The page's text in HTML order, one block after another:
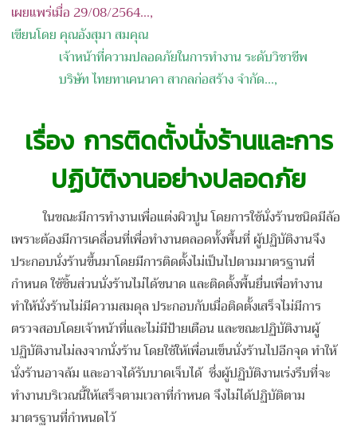
เผยแพร่เมื่อ 29/08/2564...,
เขียนโดย คุณอังสุมาสมคุณ
เจ้าหน้าที่ความปลอดภัยในการทำงาน ระดับวิชาชีพ
บริษัทไทยทาเคนาคาสากลก่อสร้างจำกัด...,
เรื่อง การติดตั้งนั่งร้านและการ
ปฏิบัติงานอย่างปลอดภัย
ในขณะมีการทำงานเพื่อแต่งผิวปูน โดยการใช้นั่งร้านชนิดมีล้อ
เพราะต้องมีการเคลื่อนที่เพื่อทำงานตลอดทั้งพื้นที่ ผู้ปฏิบัติงานจึง
ประกอบนั่งร้านขึ้นมาโดยมีการติดตั้งไม่เป็นไปตามมาตรฐานที่
กำหนด ใช้ชิ้นส่วนนั่งร้านไม่ได้ขนาด และติดตั้งพื้นยื่นเพื่อทำงาน
ทำให้นั่งร้านไม่มีความสมดุล ประกอบกับเมื่อติดตั้งเสร็จไม่มีการ
ตรวจสอบโดยเจ้าหน้าที่และไม่มีป้ายเตือน และขณะปฏิบัติงานผู้
ปฏิบัติงานไม่ลงจากนั่งร้าน โดยใช้ให้เพื่อนเข็นนั่งร้านไปอีกจุด ทำให้
นั่งร้านอาจล้ม และอาจได้รับบาดเจ็บได้ ซึ่งผู้ปฏิบัติงานเร่งรีบที่จะ
ทำงานบริเวณนี้ให้เสร็จตามเวลาที่กำหนด จึงไม่ได้ปฏิบัติตาม
มาตรฐานที่กำหนดไว้